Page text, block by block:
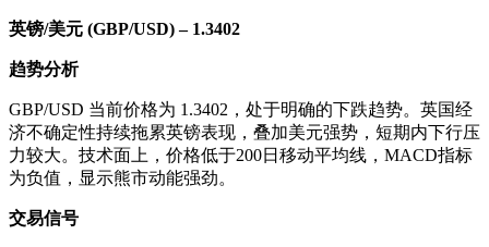
英镑/美元 (GBP/USD) – 1.3402
趋势分析
GBP/USD 当前价格为 1.3402，处于明确的下跌趋势。英国经
济不确定性持续拖累英镑表现，叠加美元强势，短期内下行压
力较大。技术面上，价格低于200日移动平均线，MACD指标
为负值，显示熊市动能强劲。
交易信号